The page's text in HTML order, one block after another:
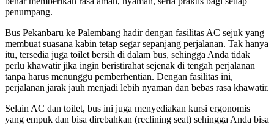
penumpang.
Bus Pekanbaru ke Palembang hadir dengan fasilitas AC sejuk yang
membuat suasana kabin tetap segar sepanjang perjalanan. Tak hanya
itu, tersedia juga toilet bersih di dalam bus, sehingga Anda tidak
perlu khawatir jika ingin beristirahat sejenak di tengah perjalanan
tanpa harus menunggu pemberhentian. Dengan fasilitas ini,
perjalanan jarak jauh menjadi lebih nyaman dan bebas rasa khawatir.
Selain AC dan toilet, bus ini juga menyediakan kursi ergonomis
yang empuk dan bisa direbahkan (reclining seat) sehingga Anda bisa